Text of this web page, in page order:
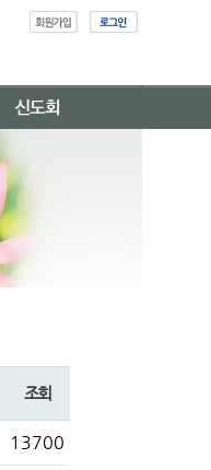
조회
13700